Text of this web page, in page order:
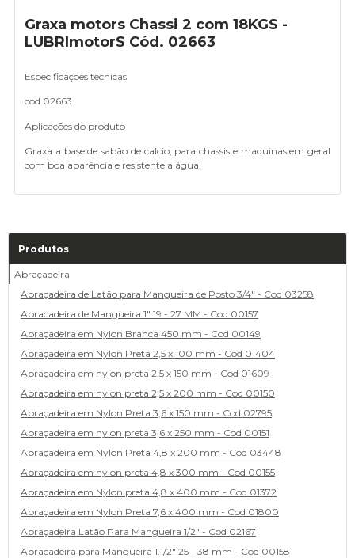
Graxa motors Chassi 2 com 18KGS -
LUBRImotorS Cód. 02663
Especificações técnicas
cod 02663
Aplicações do produto
Graxa a base de sabão de calcio, para chassis e maquinas em geral
com boa aparência e resistente a água.
Produtos
Abraçadeira
Abraçadeira de Latão para Mangueira de Posto 3/4" - Cod 03258
Abracadeira de Mangueira 1" 19 - 27 MM - Cod 00157
Abraçadeira em Nylon Branca 450 mm - Cod 00149
Abraçadeira em Nylon Preta 2,5 x 100 mm - Cod 01404
Abraçadeira em nylon preta 2,5 x 150 mm - Cod 01609
Abraçadeira em nylon preta 2,5 x 200 mm - Cod 00150
Abraçadeira em Nylon Preta 3,6 x 150 mm - Cod 02795
Abraçadeira em nylon preta 3,6 x 250 mm - Cod 00151
Abraçadeira em Nylon Preta 4,8 x 200 mm - Cod 03448
Abraçadeira em nylon preta 4,8 x 300 mm - Cod 00155
Abraçadeira em Nylon preta 4,8 x 400 mm - Cod 01372
Abraçadeira em Nylon Preta 7,6 x 400 mm - Cod 01800
Abraçadeira Latão Para Mangueira 1/2" - Cod 02167
Abracadeira para Mangueira 1.1/2" 25 - 38 mm - Cod 00158